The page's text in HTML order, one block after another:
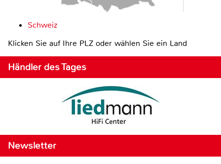
Schweiz
Klicken Sie auf Ihre PLZ oder wählen Sie ein Land
Händler des Tages
Newsletter